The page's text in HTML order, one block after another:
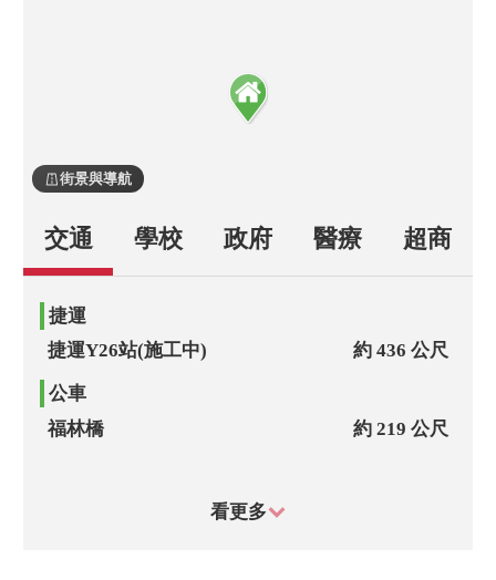
街景與導航
交通 學校 政府 醫療 超商
捷運
捷運Y26站(施工中)
約 436 公尺
公車
福林橋
約 219 公尺
看更多